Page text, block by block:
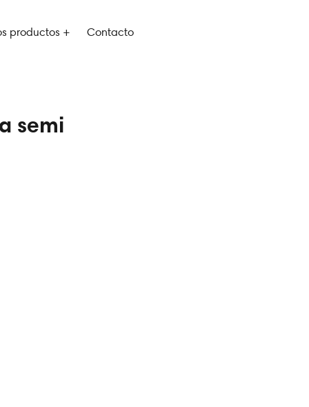
productos + Contacto
semi